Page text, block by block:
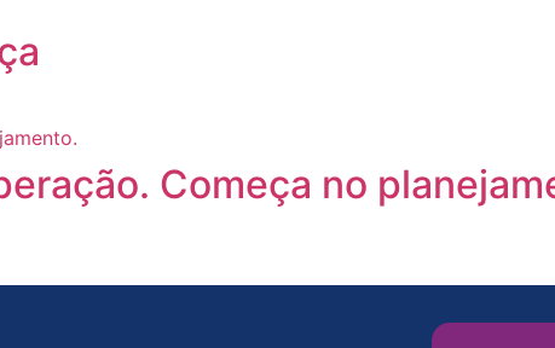
Começa no